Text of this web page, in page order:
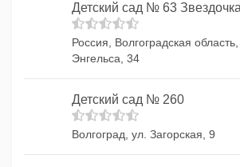
Детский сад № 63 Звездочка
Россия, Волгоградская
Энгельса, 34
Детский сад № 260
Волгоград, ул. Загорская, 9